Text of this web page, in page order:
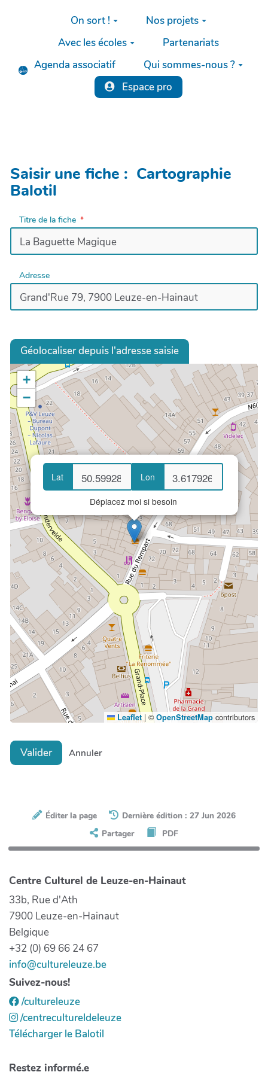
Aller au contenu principal
On sort !
Nos projets
Avec les écoles
Partenariats
Agenda associatif
Qui sommes-nous ?
Espace pro
Saisir une fiche : Cartographie
Balotil
Titre de la fiche
Adresse
Géolocaliser depuis l'adresse saisie
Lat Lon
Déplacez moi si besoin
+
−
Leaflet | © OpenStreetMap contributors
Valider Annuler
Éditer la page
Dernière édition : 27 Jun 2026
Partager
PDF
Centre Culturel de Leuze-en-Hainaut
33b, Rue d'Ath
7900 Leuze-en-Hainaut
Belgique
+32 (0) 69 66 24 67
info@cultureleuze.be
Suivez-nous!
/cultureleuze
/centrecultureldeleuze
Télécharger le Balotil
Restez informé.e